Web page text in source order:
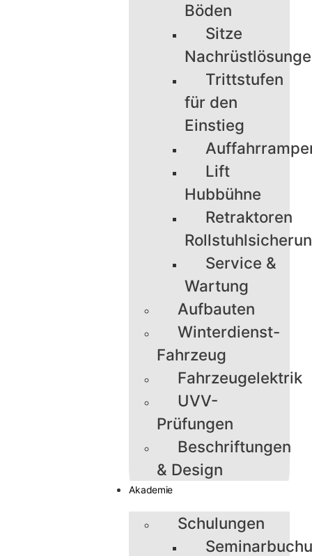
Böden
Sitze
Trittstufen
für den
Einstieg
Lift
Hubbühne
Retraktoren
Service &
Wartung
Aufbauten
Winterdienst-
Fahrzeug
Fahrzeugelektrik
UVV-
Prüfungen
Beschriftungen
& Design
Akademie
Schulungen